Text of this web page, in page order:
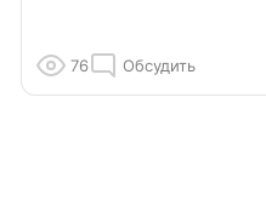
76 Обсудить